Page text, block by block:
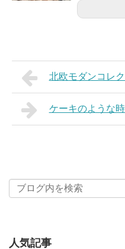
北欧モダンコレ
ケーキのような
人気記事